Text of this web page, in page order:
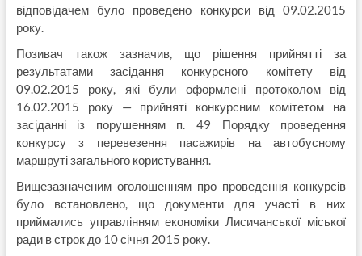
відповідачем було проведено конкурси від 09.02.2015
року.
Позивач також зазначив, що рішення прийнятті за
результатами засідання конкурсного комітету від
09.02.2015 року, які були оформлені протоколом від
16.02.2015 року — прийняті конкурсним комітетом на
засіданні із порушенням п. 49 Порядку проведення
конкурсу з перевезення пасажирів на автобусному
маршруті загального користування.
Вищезазначеним оголошенням про проведення конкурсів
було встановлено, що документи для участі в них
приймались управлінням економіки Лисичанської міської
ради в строк до 10 січня 2015 року.